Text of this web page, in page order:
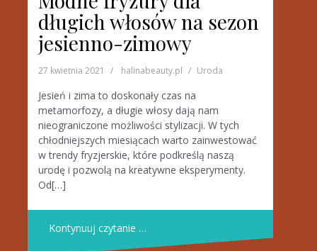
długich włosów na sezon
jesienno-zimowy
27 kwietnia 2021 halinabeauty.pl Uroda
Jesień i zima to doskonały czas na
metamorfozy, a długie włosy dają nam
nieograniczone możliwości stylizacji. W tych
chłodniejszych miesiącach warto zainwestować
w trendy fryzjerskie, które podkreślą naszą
urodę i pozwolą na kreatywne eksperymenty.
Od[…]
Kontynuuj czytanie …